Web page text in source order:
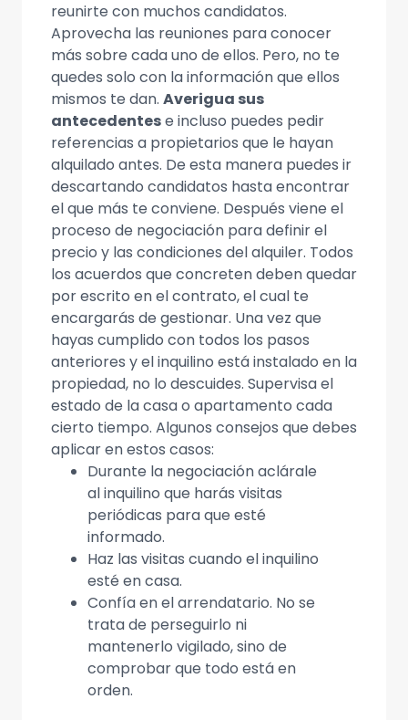
reunirte con muchos candidatos.
Aprovecha las reuniones para conocer
más sobre cada uno de ellos. Pero, no te
quedes solo con la información que ellos
mismos te dan. Averigua sus
antecedentese incluso puedes pedir
referencias a propietarios que le hayan
alquilado antes. De esta manera puedes ir
descartando candidatos hasta encontrar
el que más te conviene. Después viene el
proceso de negociación para definir el
precio y las condiciones del alquiler. Todos
los acuerdos que concreten deben quedar
por escrito en el contrato, el cual te
encargarás de gestionar. Una vez que
hayas cumplido con todos los pasos
anteriores y el inquilino está instalado en la
propiedad, no lo descuides. Supervisa el
estado de la casa o apartamento cada
cierto tiempo. Algunos consejos que debes
aplicar en estos casos:
Durante la negociación aclárale
al inquilino que harás visitas
periódicas para que esté
informado.
Haz las visitas cuando el inquilino
esté en casa.
Confía en el arrendatario. No se
trata de perseguirlo ni
mantenerlo vigilado, sino de
comprobar que todo está en
orden.